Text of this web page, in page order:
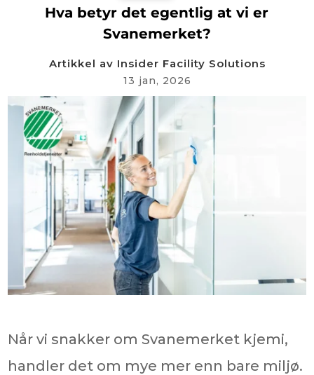
Hva betyr det egentlig at vi er
Svanemerket?
Artikkel av Insider Facility Solutions
13 jan, 2026
Når vi snakker om Svanemerket kjemi,
handler det om mye mer enn bare miljø.